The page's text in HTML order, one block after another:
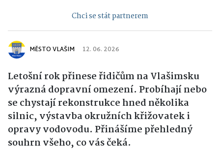
Chci se stát partnerem
MĚSTO VLAŠIM 12. 06. 2026
Letošní rok přinese řidičům na Vlašimsku
výrazná dopravní omezení. Probíhají nebo
se chystají rekonstrukce hned několika
silnic, výstavba okružních křižovatek i
opravy vodovodu. Přinášíme přehledný
souhrn všeho, co vás čeká.